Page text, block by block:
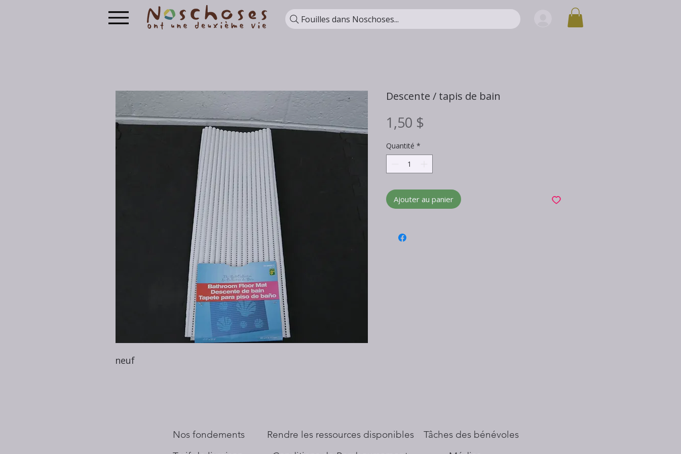
Fouilles dans Noschoses...
neuf
Descente / tapis de bain
1,50 $
Quantité *
Ajouter au panier
Nos fondements
​Rendre les ressources disponibles
Tâches des bénévoles